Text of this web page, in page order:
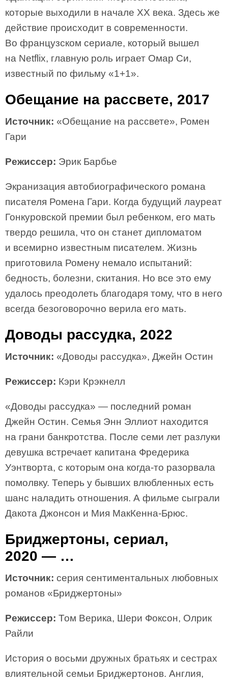
которые выходили в начале XX века. Здесь же
действие происходит в современности.
Во французском сериале, который вышел
на Netflix, главную роль играет Омар Си,
известный по фильму «1+1».
Обещание на рассвете, 2017
Источник: «Обещание на рассвете», Ромен
Гари
Режиссер: Эрик Барбье
Экранизация автобиографического романа
писателя Ромена Гари. Когда будущий лауреат
Гонкуровской премии был ребенком, его мать
твердо решила, что он станет дипломатом
и всемирно известным писателем. Жизнь
приготовила Ромену немало испытаний:
бедность, болезни, скитания. Но все это ему
удалось преодолеть благодаря тому, что в него
всегда безоговорочно верила его мать.
Доводы рассудка, 2022
Источник: «Доводы рассудка», Джейн Остин
Режиссер: Кэри Крэкнелл
«Доводы рассудка» — последний роман
Джейн Остин. Семья Энн Эллиот находится
на грани банкротства. После семи лет разлуки
девушка встречает капитана Фредерика
Уэнтворта, с которым она когда-то разорвала
помолвку. Теперь у бывших влюбленных есть
шанс наладить отношения. А фильме сыграли
Дакота Джонсон и Мия МакКенна-Брюс.
Бриджертоны, сериал,
2020 — …
Источник: серия сентиментальных любовных
романов «Бриджертоны»
Режиссер: Том Верика, Шери Фоксон, Олрик
Райли
История о восьми дружных братьях и сестрах
влиятельной семьи Бриджертонов. Англия,